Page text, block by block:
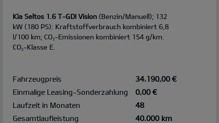
Kia Seltos 1.6 T-GDI Vision (Benzin/Manuell); 132
kW (180 PS): Kraftstoffverbrauch kombiniert 6,8
l/100 km; CO2-Emissionen kombiniert 154 g/km.
CO2-Klasse E.
Fahrzeugpreis
34.190,00 €
Einmalige Leasing-Sonderzahlung
0,00 €
Laufzeit in Monaten
48
Gesamtlaufleistung
40.000 km